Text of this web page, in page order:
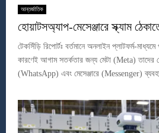
আন্তর্জাতিক
হোয়াটসঅ্যাপ-মেসেঞ্জারে স্ক্যাম
টেকসিঁড়ি রিপোর্টঃ বর্তমানে অনলাইন প্লাটফর্ম-
কারণেই আগাম সতর্কতার জন্য মেটা (Meta) তাদের
(WhatsApp) এবং মেসেঞ্জারে (Messenger)